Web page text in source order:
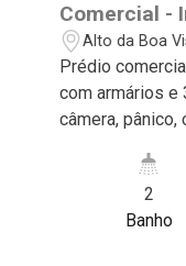
17:00
Comercial -
Alto da Boa
Prédio
com armários e
câmera, pânico,
banheiro
excelente
Independência
2
Banho